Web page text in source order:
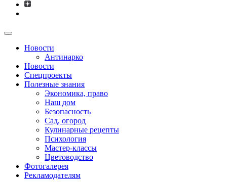
Новости
Антинарко
Новости
Спецпроекты
Полезные знания
Экономика, право
Наш дом
Безопасность
Сад, огород
Кулинарные рецепты
Психология
Мастер-классы
Цветоводство
Фотогалерея
Рекламодателям